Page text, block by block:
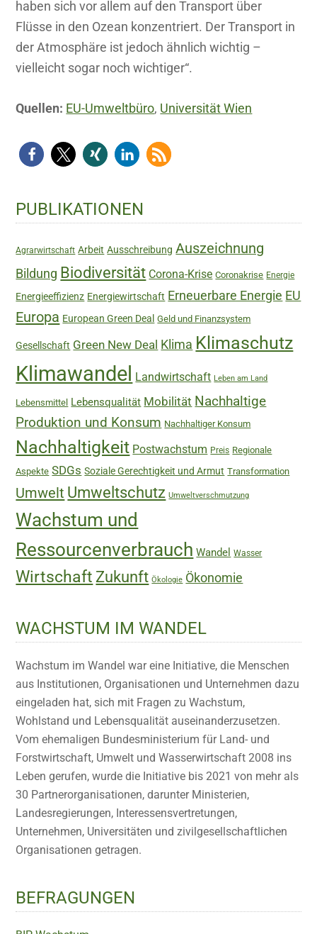
haben sich vor allem auf den Transport über
Flüsse in den Ozean konzentriert. Der Transport in
der Atmosphäre ist jedoch ähnlich wichtig –
vielleicht sogar noch wichtiger“.
Quellen: EU-Umweltbüro, Universität Wien
Haupt-
Sidebar
PUBLIKATIONEN
Agrarwirtschaft Arbeit Ausschreibung Auszeichnung
Bildung Biodiversität Corona-Krise Coronakrise Energie
Energieeffizienz Energiewirtschaft Erneuerbare Energie EU
Europa European Green Deal Geld und Finanzsystem
Gesellschaft Green New Deal Klima Klimaschutz
Klimawandel Landwirtschaft Leben am Land
Lebensmittel Lebensqualität Mobilität Nachhaltige
Produktion und Konsum Nachhaltiger Konsum
Nachhaltigkeit Postwachstum Preis Regionale
Aspekte SDGs Soziale Gerechtigkeit und Armut Transformation
Umwelt Umweltschutz Umweltverschmutzung
Wachstum und
Ressourcenverbrauch Wandel Wasser
Wirtschaft Zukunft Ökologie Ökonomie
WACHSTUM IM WANDEL
Wachstum im Wandel war eine Initiative, die Menschen
aus Institutionen, Organisationen und Unternehmen dazu
eingeladen hat, sich mit Fragen zu Wachstum,
Wohlstand und Lebensqualität auseinanderzusetzen.
Vom ehemaligen Bundesministerium für Land- und
Forstwirtschaft, Umwelt und Wasserwirtschaft 2008 ins
Leben gerufen, wurde die Initiative bis 2021 von mehr als
30 Partnerorganisationen, darunter Ministerien,
Landesregierungen, Interessensvertretungen,
Unternehmen, Universitäten und zivilgesellschaftlichen
Organisationen getragen.
BEFRAGUNGEN